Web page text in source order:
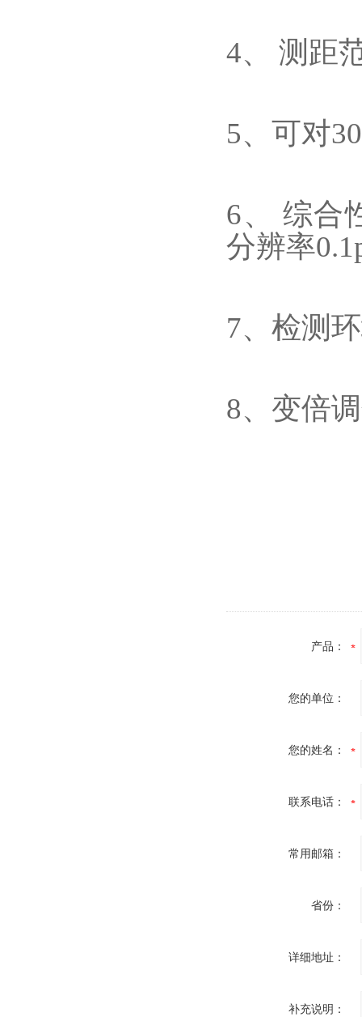
4、 测距
5、可对
6、 综合
分辨率
7、检测
8、变倍
产品：
您的单位：
您的姓名：
联系电话：
常用邮箱：
省份：
详细地址：
补充说明：